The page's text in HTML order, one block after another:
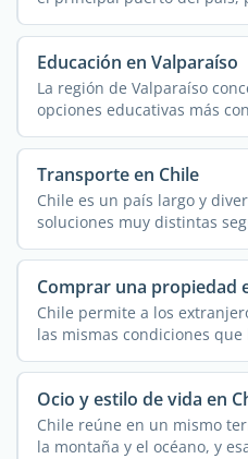
Educación en Valparaíso
La región de Valparaíso
opciones educativas más
Transporte en Chile
Chile es un país largo y
soluciones muy distintas
Comprar una propiedad
Chile permite a los
las mismas condiciones
sin ...
Ocio y estilo de vida en
Chile reúne en un mismo
la montaña y el océano, y